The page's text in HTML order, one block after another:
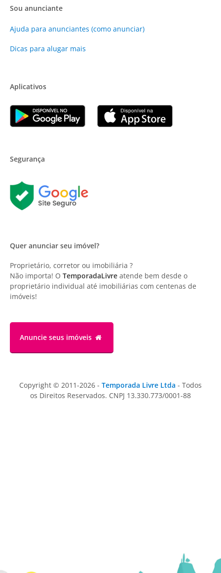
Sou anunciante
Ajuda para anunciantes (como anunciar)
Dicas para alugar mais
Aplicativos
Segurança
Quer anunciar seu imóvel?
Proprietário, corretor ou imobiliária ?
Não importa! O TemporadaLivre atende bem desde o
proprietário individual até imobiliárias com centenas de
imóveis!
Anuncie seus imóveis
Copyright © 2011-2026 - Temporada Livre Ltda - Todos
os Direitos Reservados. CNPJ 13.330.773/0001-88